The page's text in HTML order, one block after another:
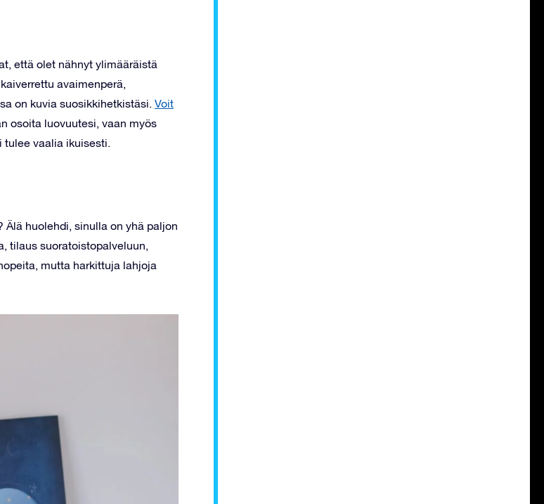
että olet nähnyt ylimääräistä
avaimenperä,
on kuvia suosikkihetkistäsi. Voit
osoita luovuutesi, vaan myös
tulee vaalia ikuisesti.
huolehdi, sinulla on yhä paljon
tilaus suoratoistopalveluun,
mutta harkittuja lahjoja